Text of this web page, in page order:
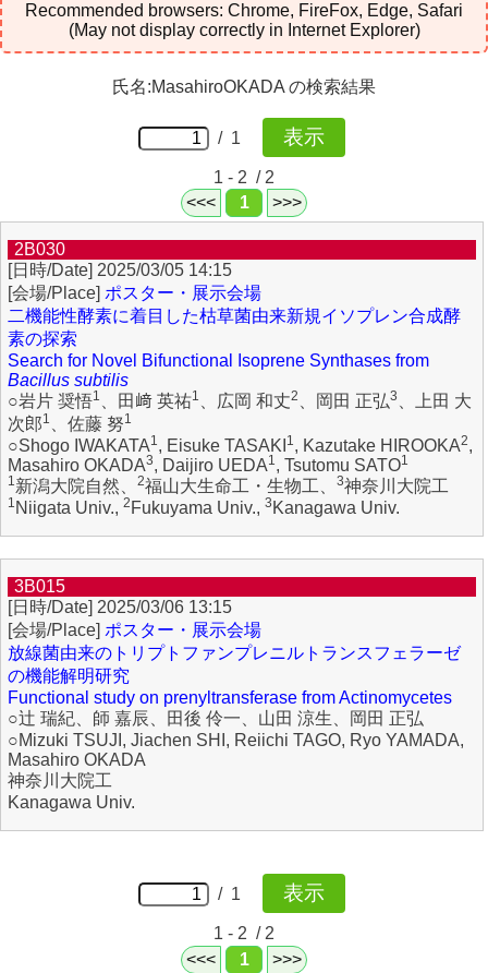
Recommended browsers: Chrome, FireFox, Edge, Safari
(May not display correctly in Internet Explorer)
氏名:MasahiroOKADA の検索結果
/ 1
1 - 2 / 2
<<<
1 >>>
2B030
2025/03/05 14:15
ポスター・展示会場
二機能性酵素に着目した枯草菌由来新規イソプレン合成酵
素の探索
Search for Novel Bifunctional Isoprene Synthases from
Bacillus subtilis
○岩片 奨悟1 、田﨑 英祐1 、広岡 和丈2 、岡田 正弘3 、上田 大
次郎1 、佐藤 努1
○Shogo IWAKATA1, Eisuke TASAKI 1, Kazutake HIROOKA2,
Masahiro OKADA3, Daijiro UEDA1, Tsutomu SATO1
1新潟大院自然、 2福山大生命工・生物工、 3神奈川大院工
1 Niigata Univ., 2 Fukuyama Univ., 3 Kanagawa Univ.
3B015
2025/03/06 13:15
ポスター・展示会場
放線菌由来のトリプトファンプレニルトランスフェラーゼ
の機能解明研究
Functional study on prenyltransferase from Actinomycetes
○辻 瑞紀、師 嘉辰、田後 伶一、山田 涼生、岡田 正弘
○Mizuki TSUJI, Jiachen SHI, Reiichi TAGO, Ryo YAMADA,
Masahiro OKADA
神奈川大院工
Kanagawa Univ.
/ 1
1 - 2 / 2
<<<
1 >>>